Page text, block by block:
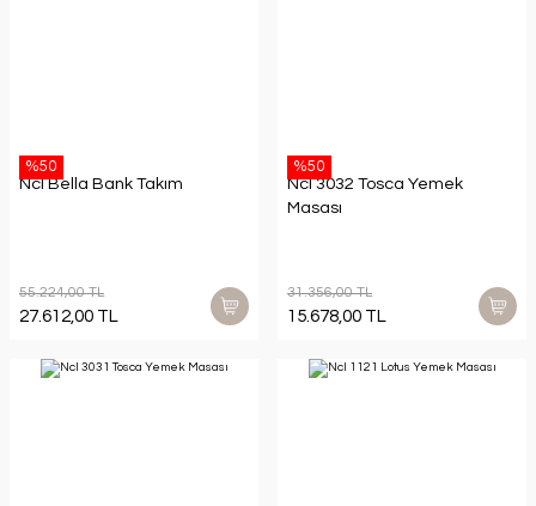
%50
Ncl Bella Bank Takım
55.224,00 TL
27.612,00 TL
%50
Ncl 3032 Tosca Yemek
Masası
31.356,00 TL
15.678,00 TL